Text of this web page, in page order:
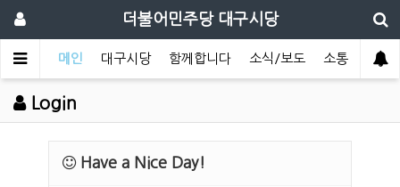
더불어민주당 대구시당
메인 대구시당 함께합니다 소식/보도 소통
Login
Have a Nice Day!